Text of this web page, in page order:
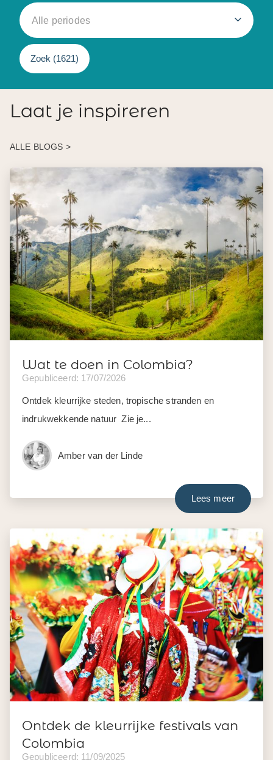
Alle periodes
Zoek (1621)
Laat je inspireren
ALLE BLOGS >
Wat te doen in Colombia?
Gepubliceerd: 17/07/2026
Ontdek kleurrijke steden, tropische stranden en
indrukwekkende natuur Zie je...
Amber van der Linde
Lees meer
Ontdek de kleurrijke festivals van
Colombia
Gepubliceerd: 11/09/2025